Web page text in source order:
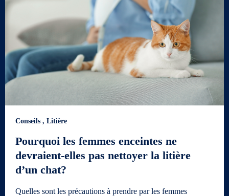
Conseils , Litière
Pourquoi les femmes enceintes ne
devraient-elles pas nettoyer la litière
d’un chat?
Quelles sont les précautions à prendre par les femmes